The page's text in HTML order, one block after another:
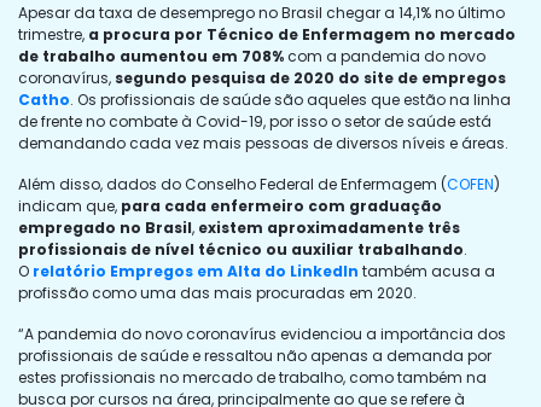
Apesar da taxa de desemprego no Brasil chegar a 14,1% no último
trimestre, a procura por Técnico de Enfermagem no mercado
de trabalho aumentou em 708%com a pandemia do novo
coronavírus, segundo pesquisa de 2020 do site de empregos
Catho. Os profissionais de saúde são aqueles que estão na linha
de frente no combate à Covid-19, por isso o setor de saúde está
demandando cada vez mais pessoas de diversos níveis e áreas.
Além disso, dados do Conselho Federal de Enfermagem (COFEN)
indicam que, para cada enfermeiro com graduação
empregado no Brasil, existem aproximadamente três
profissionais de nível técnico ou auxiliar trabalhando.
O relatório Empregos em Alta do LinkedIn também acusa a
profissão como uma das mais procuradas em 2020.
“A pandemia do novo coronavírus evidenciou a importância dos
profissionais de saúde e ressaltou não apenas a demanda por
estes profissionais no mercado de trabalho, como também na
busca por cursos na área, principalmente ao que se refere à